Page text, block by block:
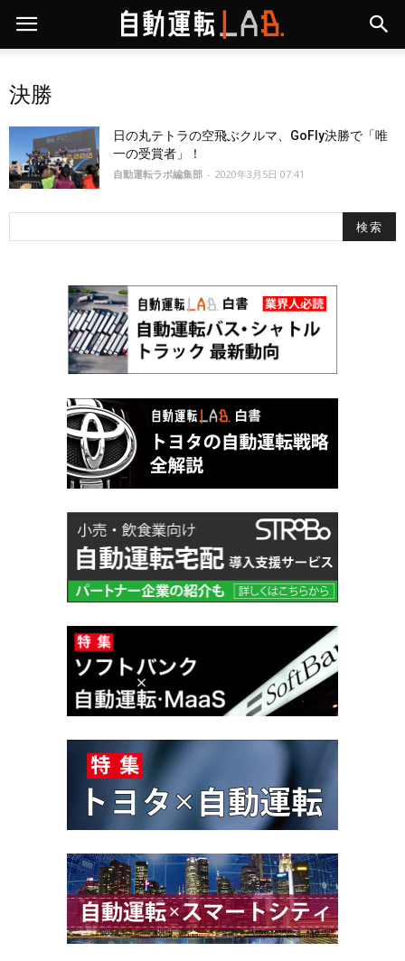
決勝
日の丸テトラの空飛ぶクルマ、GoFly決勝で「唯
一の受賞者」！
自動運転ラボ編集部 - 2020年3月5日 07:41